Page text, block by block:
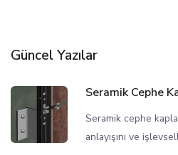
Güncel Yazılar
Seramik Cephe
Seramik cephe
anlayışını ve